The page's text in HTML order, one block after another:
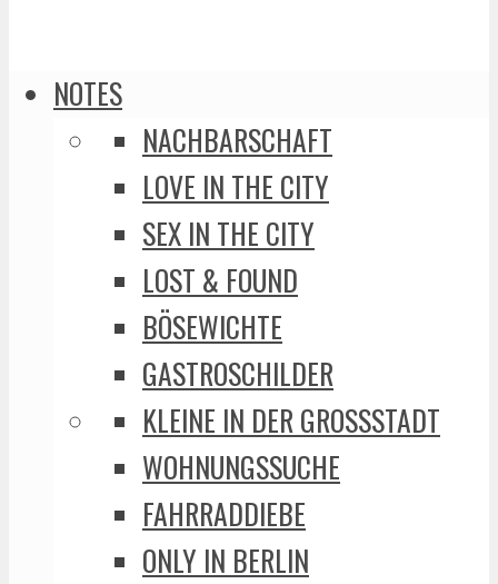
NOTES
NACHBARSCHAFT
LOVE IN THE CITY
SEX IN THE CITY
LOST & FOUND
BÖSEWICHTE
GASTROSCHILDER
KLEINE IN DER GROSSSTADT
WOHNUNGSSUCHE
FAHRRADDIEBE
ONLY IN BERLIN